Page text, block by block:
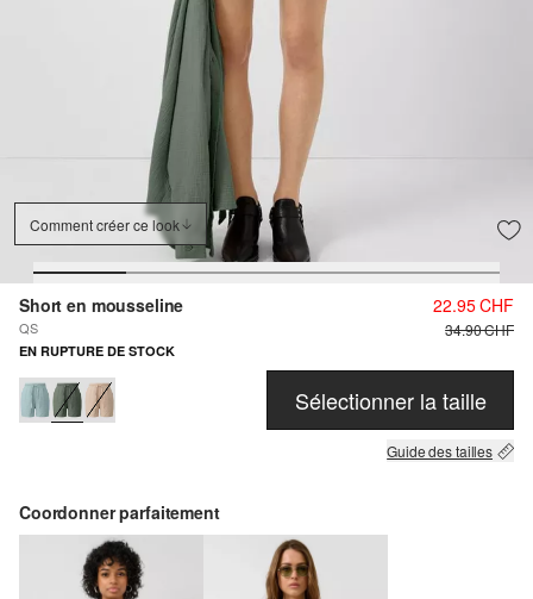
Comment créer ce look
Short en mousseline
QS
22.95 CHF
34.90 CHF
EN RUPTURE DE STOCK
Sélectionner la taille
Guide des tailles
Coordonner parfaitement